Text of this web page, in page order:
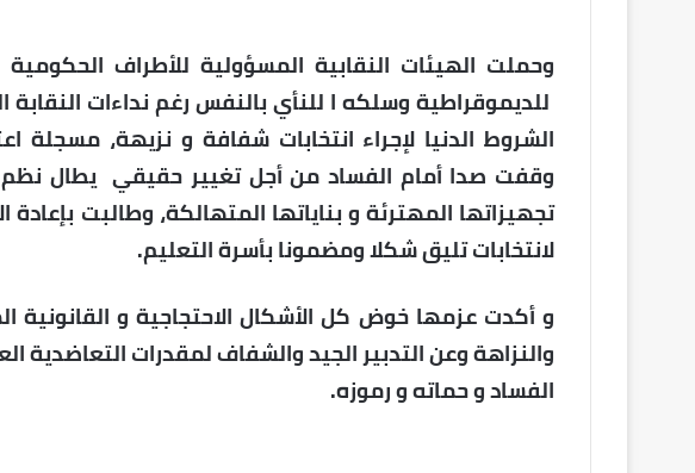
وحملت الهيئات النقابية المسؤولية للأطراف
للديموقراطية وسلكه ا للنأي بالنفس رغم نداءات النقابة
الشروط الدنيا لإجراء انتخابات شفافة و نزيهة، مسجلة
وقفت صدا أمام الفساد من أجل تغيير حقيقي يطال نظم
تجهيزاتها المهترئة و بناياتها المتهالكة، وطالبت بإعادة
لانتخابات تليق شكلا ومضمونا بأسرة التعليم.
و أكدت عزمها خوض كل الأشكال الاحتجاجية و القانونية
والنزاهة وعن التدبير الجيد والشفاف لمقدرات التعاضدية
الفساد و حماته و رموزه.